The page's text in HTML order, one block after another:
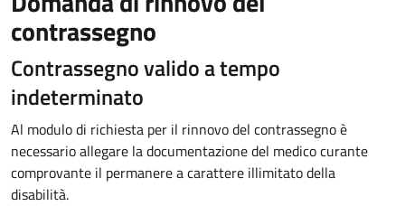
contrassegno
Contrassegno valido a tempo
indeterminato
Al modulo di richiesta per il rinnovo del contrassegno è
necessario allegare la documentazione del medico curante
comprovante il permanere a carattere illimitato della
disabilità.